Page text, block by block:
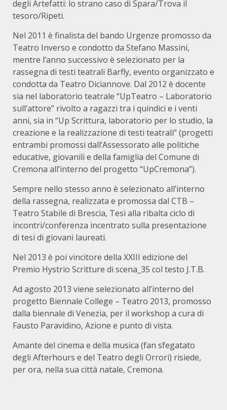
degli Artefatti: lo strano caso di Spara/Trova il
tesoro/Ripeti.
Nel 2011 è finalista del bando Urgenze promosso da
Teatro Inverso e condotto da Stefano Massini,
mentre l’anno successivo è selezionato per la
rassegna di testi teatrali Barfly, evento organizzato e
condotta da Teatro Diciannove. Dal 2012 è docente
sia nel laboratorio teatrale “UpTeatro – Laboratorio
sull’attore” rivolto a ragazzi tra i quindici e i venti
anni, sia in “Up Scrittura, laboratorio per lo studio, la
creazione e la realizzazione di testi teatrali” (progetti
entrambi promossi dall’Assessorato alle politiche
educative, giovanili e della famiglia del Comune di
Cremona all’interno del progetto “UpCremona”).
Sempre nello stesso anno è selezionato all’interno
della rassegna, realizzata e promossa dal CTB –
Teatro Stabile di Brescia, Tesi alla ribalta ciclo di
incontri/conferenza incentrato sulla presentazione
di tesi di giovani laureati.
Nel 2013 è poi vincitore della XXIII edizione del
Premio Hystrio Scritture di scena_35 col testo J.T.B.
Ad agosto 2013 viene selezionato all’interno del
progetto Biennale College – Teatro 2013, promosso
dalla biennale di Venezia, per il workshop a cura di
Fausto Paravidino, Azione e punto di vista.
Amante del cinema e della musica (fan sfegatato
degli Afterhours e del Teatro degli Orrori) risiede,
per ora, nella sua città natale, Cremona.